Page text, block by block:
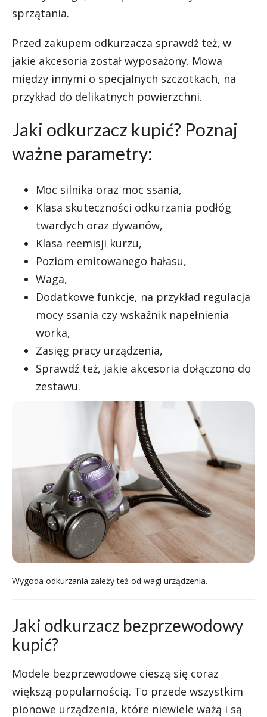
sprzątania.
Przed zakupem odkurzacza sprawdź też, w
jakie akcesoria został wyposażony. Mowa
między innymi o specjalnych szczotkach, na
przykład do delikatnych powierzchni.
Jaki odkurzacz kupić? Poznaj
ważne parametry:
Moc silnika oraz moc ssania,
Klasa skuteczności odkurzania podłóg
twardych oraz dywanów,
Klasa reemisji kurzu,
Poziom emitowanego hałasu,
Waga,
Dodatkowe funkcje, na przykład regulacja
mocy ssania czy wskaźnik napełnienia
worka,
Zasięg pracy urządzenia,
Sprawdź też, jakie akcesoria dołączono do
zestawu.
Wygoda odkurzania zależy też od wagi urządzenia.
Jaki odkurzacz bezprzewodowy
kupić?
Modele bezprzewodowe cieszą się coraz
większą popularnością. To przede wszystkim
pionowe urządzenia, które niewiele ważą i są